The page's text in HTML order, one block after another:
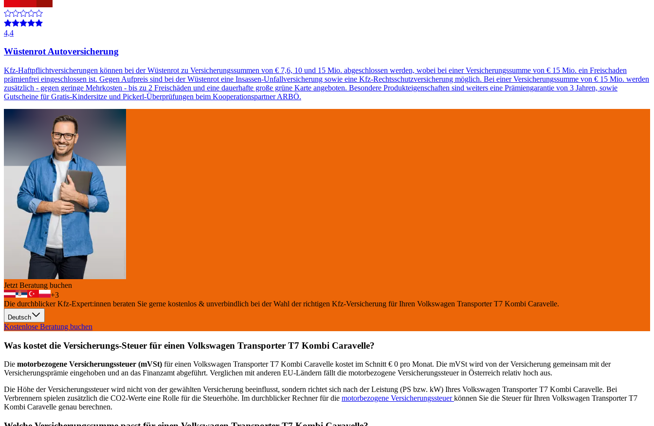
4,4
Wüstenrot Autoversicherung
Kfz-Haftpflichtversicherungen können bei der Wüstenrot zu Versicherungssummen von € 7,6, 10 und 15 Mio. abgeschlossen werden, wobei bei einer Versicherungssumme von € 15 Mio. ein Freischaden
prämienfrei eingeschlossen ist. Gegen Aufpreis sind bei der Wüstenrot eine Insassen-Unfallversicherung sowie eine Kfz-Rechtsschutzversicherung möglich. Bei einer Versicherungssumme von € 15 Mio. werden
zusätzlich - gegen geringe Mehrkosten - bis zu 2 Freischäden und eine dauerhafte große grüne Karte angeboten. Besondere Produkteigenschaften sind weiters eine Prämiengarantie von 3 Jahren, sowie
Gutscheine für Gratis-Kindersitze und Pickerl-Überprüfungen beim Kooperationspartner ARBÖ.
Jetzt Beratung buchen
+3
Die durchblicker Kfz-Expert:innen beraten Sie gerne kostenlos & unverbindlich bei der Wahl der richtigen Kfz-Versicherung für Ihren Volkswagen Transporter T7 Kombi Caravelle.
Deutsch
Kostenlose Beratung buchen
Was kostet die Versicherungs-Steuer für einen Volkswagen Transporter T7 Kombi Caravelle?
Die motorbezogene Versicherungssteuer (mVSt) für einen Volkswagen Transporter T7 Kombi Caravelle kostet im Schnitt € 0 pro Monat. Die mVSt wird von der Versicherung gemeinsam mit der
Versicherungsprämie eingehoben und an das Finanzamt abgeführt. Verglichen mit anderen EU-Ländern fällt die motorbezogene Versicherungssteuer in Österreich relativ hoch aus.
Die Höhe der Versicherungssteuer wird nicht von der gewählten Versicherung beeinflusst, sondern richtet sich nach der Leistung (PS bzw. kW) Ihres Volkswagen Transporter T7 Kombi Caravelle. Bei
Verbrennern spielen zusätzlich die CO2-Werte eine Rolle für die Steuerhöhe. Im durchblicker Rechner für die motorbezogene Versicherungssteuerkönnen Sie die Steuer für Ihren Volkswagen Transporter T7
Kombi Caravelle genau berechnen.